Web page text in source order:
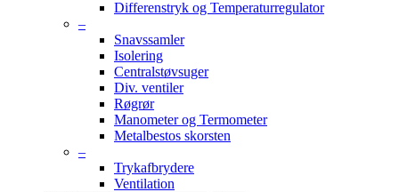
Differenstryk og Temperaturregulator
–
Snavssamler
Isolering
Centralstøvsuger
Div. ventiler
Røgrør
Manometer og Termometer
Metalbestos skorsten
–
Trykafbrydere
Ventilation